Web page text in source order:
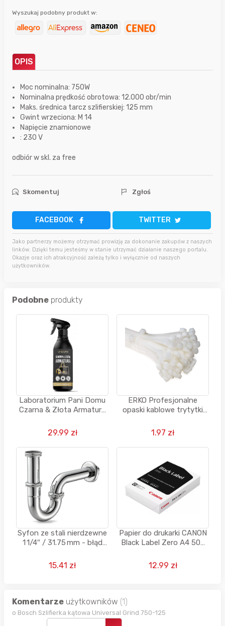
Wyszukaj podobny produkt w:
OPIS
Moc nominalna: 750W
Nominalna prędkość obrotowa: 12.000 obr/min
Maks. średnica tarcz szlifierskiej: 125 mm
Gwint wrzeciona: M 14
Napięcie znamionowe
: 230 V
odbiór w skl. za free
Skomentuj Zgłoś
FACEBOOK TWITTER
Jako partnerzy możemy otrzymać prowizję za dokonanie zakupów z naszych
linków. Dzięki temu jesteśmy w stanie utrzymać działanie naszego portalu.
Okazje oraz ich atrakcyjność zależą tylko i wyłącznie od naszych
użytkowników.
Podobne produkty
Laboratorium Pani Domu
Czarna & Złota Armatura
29.99 zł
ERKO Profesjonalne
opaski kablowe trytytki
błąd cenowy
1.97 zł
Syfon ze stali nierdzewne
1 1/4″ / 31.75 mm - błąd
15.41 zł
Papier do drukarki CANON
Black Label Zero A4 500
12.99 zł
Komentarze użytkowników (1)
o Bosch Szlifierka kątowa Universal Grind 750-125